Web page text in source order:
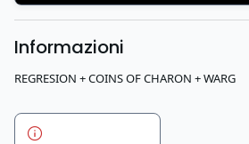
Informazioni
REGRESION + COINS OF CHARON + WARG